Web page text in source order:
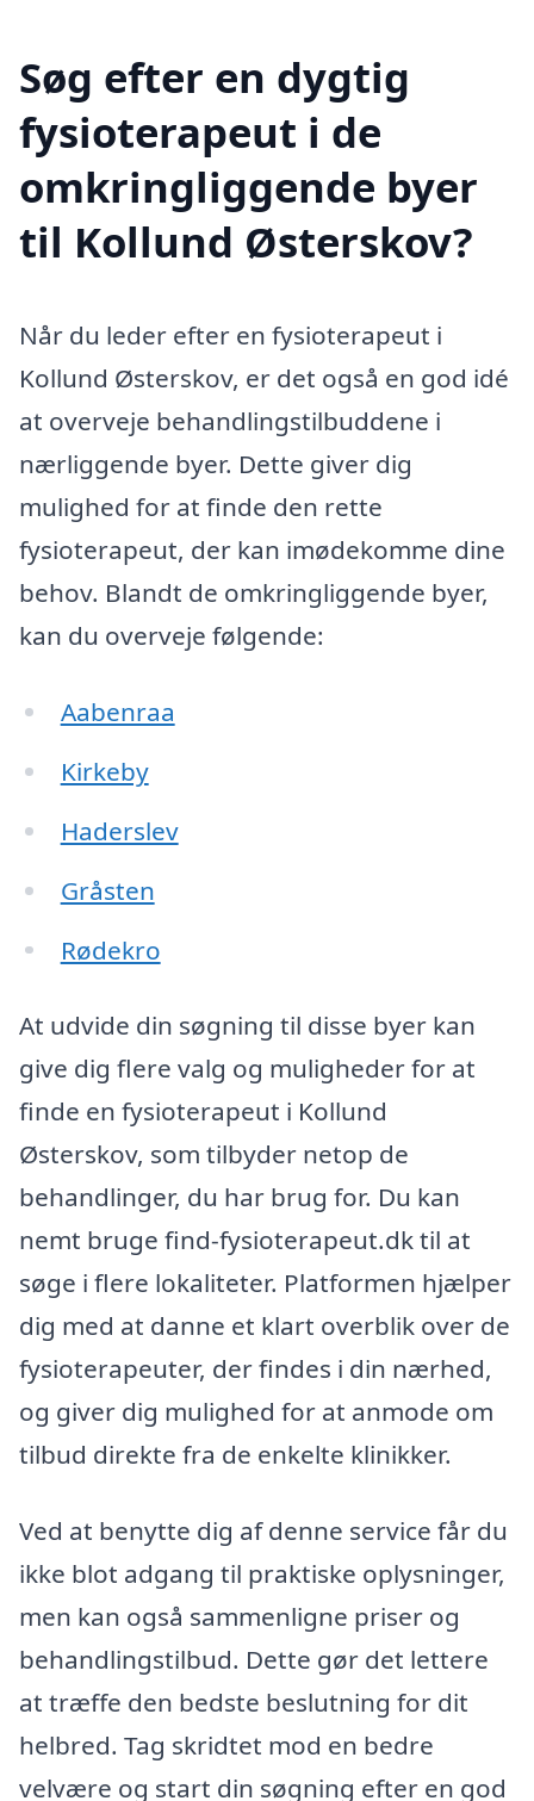
Søg efter en dygtig
fysioterapeut i de
omkringliggende byer
til Kollund Østerskov?
Når du leder efter en fysioterapeut i
Kollund Østerskov, er det også en god idé
at overveje behandlingstilbuddene i
nærliggende byer. Dette giver dig
mulighed for at finde den rette
fysioterapeut, der kan imødekomme dine
behov. Blandt de omkringliggende byer,
kan du overveje følgende:
Aabenraa
Kirkeby
Haderslev
Gråsten
Rødekro
At udvide din søgning til disse byer kan
give dig flere valg og muligheder for at
finde en fysioterapeut i Kollund
Østerskov, som tilbyder netop de
behandlinger, du har brug for. Du kan
nemt bruge find-fysioterapeut.dk til at
søge i flere lokaliteter. Platformen hjælper
dig med at danne et klart overblik over de
fysioterapeuter, der findes i din nærhed,
og giver dig mulighed for at anmode om
tilbud direkte fra de enkelte klinikker.
Ved at benytte dig af denne service får du
ikke blot adgang til praktiske oplysninger,
men kan også sammenligne priser og
behandlingstilbud. Dette gør det lettere
at træffe den bedste beslutning for dit
helbred. Tag skridtet mod en bedre
velvære og start din søgning efter en god